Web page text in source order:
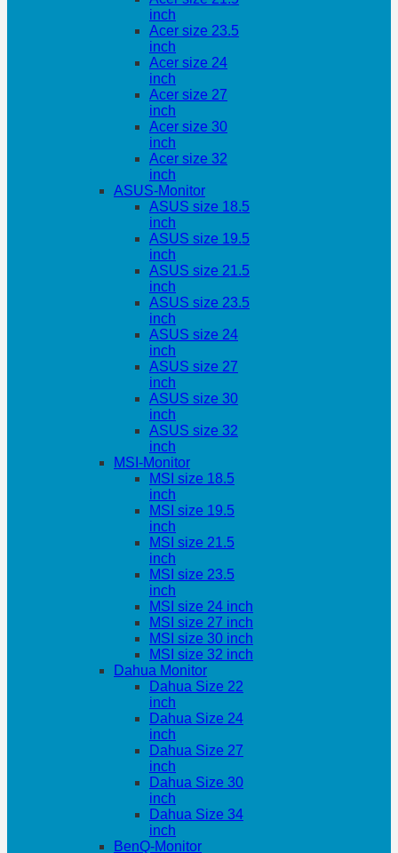
inch
Acer size 23.5
inch
Acer size 24
inch
Acer size 27
inch
Acer size 30
inch
Acer size 32
inch
ASUS-Monitor
ASUS size 18.5
inch
ASUS size 19.5
inch
ASUS size 21.5
inch
ASUS size 23.5
inch
ASUS size 24
inch
ASUS size 27
inch
ASUS size 30
inch
ASUS size 32
inch
MSI-Monitor
MSI size 18.5
inch
MSI size 19.5
inch
MSI size 21.5
inch
MSI size 23.5
inch
MSI size 24 inch
MSI size 27 inch
MSI size 30 inch
MSI size 32 inch
Dahua Monitor
Dahua Size 22
inch
Dahua Size 24
inch
Dahua Size 27
inch
Dahua Size 30
inch
Dahua Size 34
inch
BenQ-Monitor